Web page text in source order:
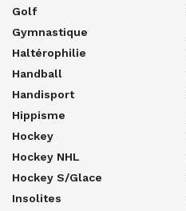
Golf
Gymnastique
Haltérophilie
Handball
Handisport
Hippisme
Hockey
Hockey NHL
Hockey S/glace
Insolites